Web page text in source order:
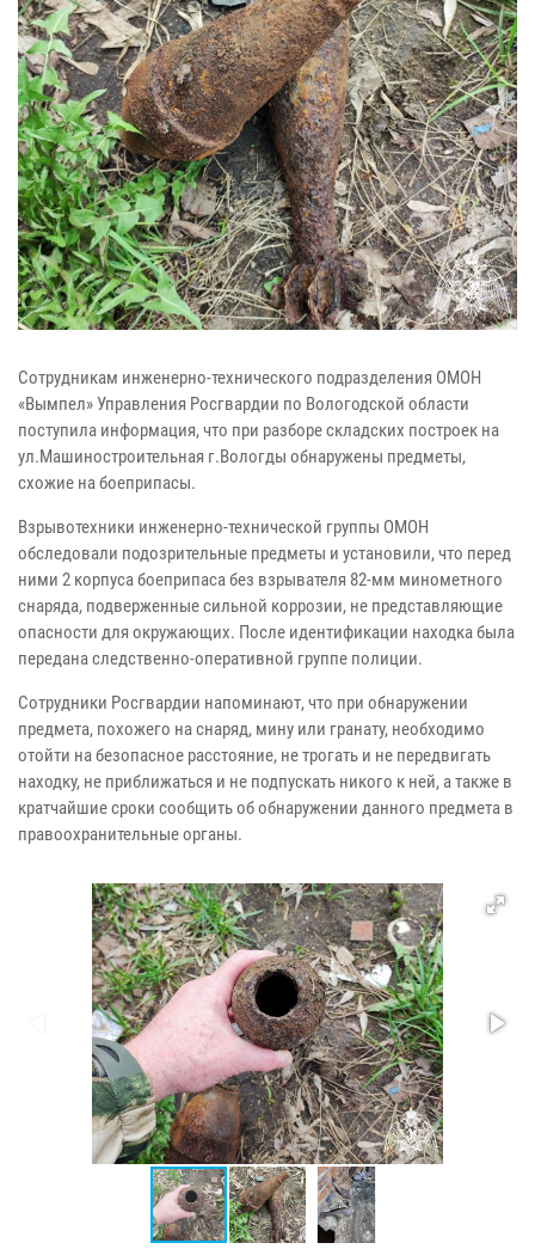
Сотрудникам инженерно-технического подразделения ОМОН
«Вымпел» Управления Росгвардии по Вологодской области
поступила информация, что при разборе складских построек на
ул.Машиностроительная г.Вологды обнаружены предметы,
схожие на боеприпасы.
Взрывотехники инженерно-технической группы ОМОН
обследовали подозрительные предметы и установили, что перед
ними 2 корпуса боеприпаса без взрывателя 82-мм минометного
снаряда, подверженные сильной коррозии, не представляющие
опасности для окружающих. После идентификации находка была
передана следственно-оперативной группе полиции.
Сотрудники Росгвардии напоминают, что при обнаружении
предмета, похожего на снаряд, мину или гранату, необходимо
отойти на безопасное расстояние, не трогать и не передвигать
находку, не приближаться и не подпускать никого к ней, а также в
кратчайшие сроки сообщить об обнаружении данного предмета в
правоохранительные органы.